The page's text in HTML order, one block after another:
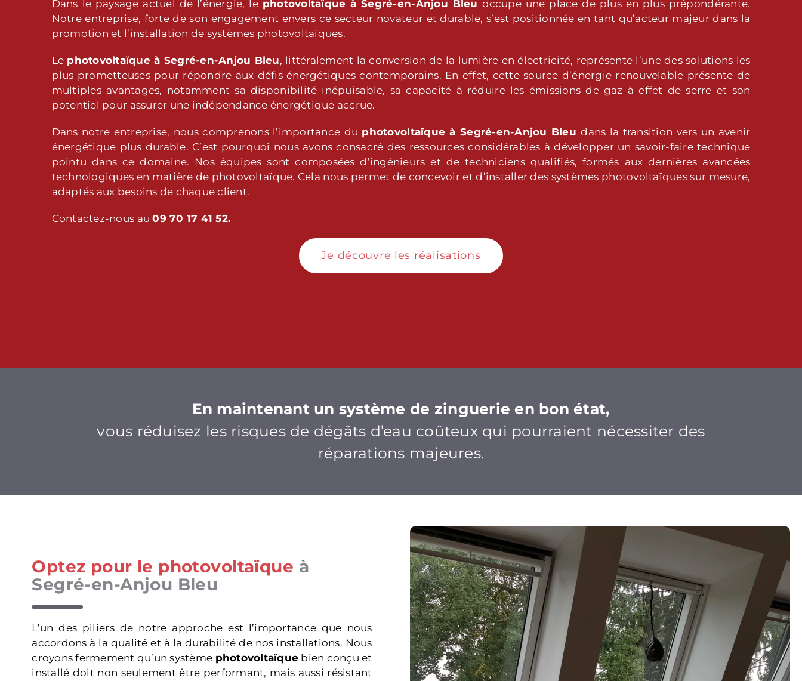
Dans le paysage actuel de l’énergie, le photovoltaïque à Segré-en-Anjou Bleu occupe une place de plus en plus prépondérante.
Notre entreprise, forte de son engagement envers ce secteur novateur et durable, s’est positionnée en tant qu’acteur majeur dans la
promotion et l’installation de systèmes photovoltaïques.
Le photovoltaïqueà Segré-en-Anjou Bleu, littéralement la conversion de la lumière en électricité, représente l’une des solutions les
plus prometteuses pour répondre aux défis énergétiques contemporains. En effet, cette source d’énergie renouvelable présente de
multiples avantages, notamment sa disponibilité inépuisable, sa capacité à réduire les émissions de gaz à effet de serre et son
potentiel pour assurer une indépendance énergétique accrue.
Dans notre entreprise, nous comprenons l’importance du photovoltaïqueà Segré-en-Anjou Bleudans la transition vers un avenir
énergétique plus durable. C’est pourquoi nous avons consacré des ressources considérables à développer un savoir-faire technique
pointu dans ce domaine. Nos équipes sont composées d’ingénieurs et de techniciens qualifiés, formés aux dernières avancées
technologiques en matière de photovoltaïque. Cela nous permet de concevoir et d’installer des systèmes photovoltaïques sur mesure,
adaptés aux besoins de chaque client.
Contactez-nous au09 70 17 41 52.
Je découvre les réalisations
En maintenant un système de zinguerie en bon état,
vous réduisez les risques de dégâts d’eau coûteux qui pourraient nécessiter des
réparations majeures.
Optez pour le photovoltaïque à
Segré-en-Anjou Bleu
L’un des piliers de notre approche est l’importance que nous
accordons à la qualité et à la durabilité de nos installations. Nous
croyons fermement qu’un système photovoltaïque bien conçu et
installé doit non seulement être performant, mais aussi résistant